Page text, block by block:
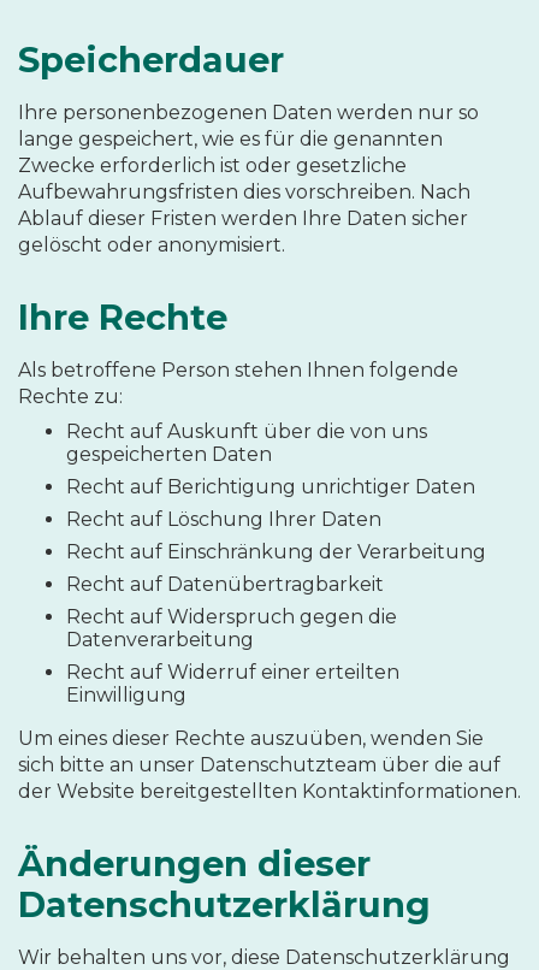
Speicherdauer
Ihre personenbezogenen Daten werden nur so
lange gespeichert, wie es für die genannten
Zwecke erforderlich ist oder gesetzliche
Aufbewahrungsfristen dies vorschreiben. Nach
Ablauf dieser Fristen werden Ihre Daten sicher
gelöscht oder anonymisiert.
Ihre Rechte
Als betroffene Person stehen Ihnen folgende
Rechte zu:
Recht auf Auskunft über die von uns
gespeicherten Daten
Recht auf Berichtigung unrichtiger Daten
Recht auf Löschung Ihrer Daten
Recht auf Einschränkung der Verarbeitung
Recht auf Datenübertragbarkeit
Recht auf Widerspruch gegen die
Datenverarbeitung
Recht auf Widerruf einer erteilten
Einwilligung
Um eines dieser Rechte auszuüben, wenden Sie
sich bitte an unser Datenschutzteam über die auf
der Website bereitgestellten Kontaktinformationen.
Änderungen dieser
Datenschutzerklärung
Wir behalten uns vor, diese Datenschutzerklärung